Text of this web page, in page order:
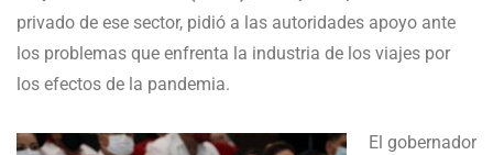
privado de ese sector, pidió a las autoridades apoyo ante
los problemas que enfrenta la industria de los viajes por
los efectos de la pandemia.
El gobernador